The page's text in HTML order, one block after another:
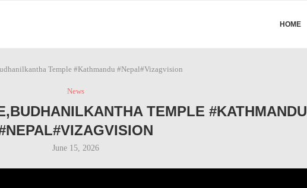
HOME
Temple #Kathmandu #Nepal#Vizagvision
News
TEMPLE #KATHMANDU
June 15, 2026